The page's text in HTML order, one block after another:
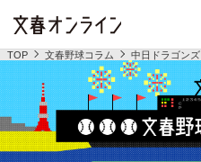
TOP 文春野球コラム 中日ドラゴンズ